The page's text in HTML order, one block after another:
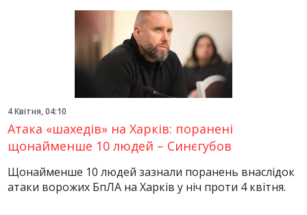
4 Квітня, 04:10
Атака «шахедів» на Харків: поранені
щонайменше 10 людей – Синєгубов
Щонайменше 10 людей зазнали поранень внаслідок
атаки ворожих БпЛА на Харків у ніч проти 4 квітня.